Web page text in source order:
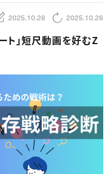
×メディア
2025.10.26 2025.10.26
ト」短尺動画を好むZ